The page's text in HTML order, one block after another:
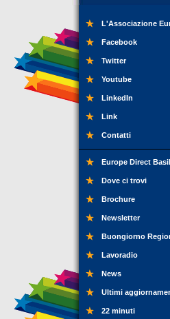
L'Associazione
Facebook
Twitter
Youtube
LinkedIn
Link
Contatti
Europe Direct
Dove ci trovi
Brochure
Newsletter
Buongiorno
Lavoradio
News
Ultimi
22 minuti